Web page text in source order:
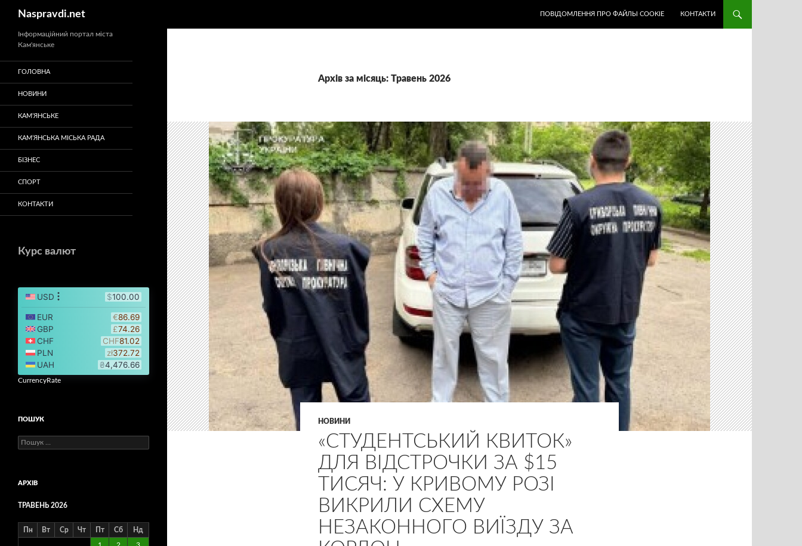
Перейти
вмісту
Naspravdi.net ПОВІДОМЛЕННЯ ПРО ФАЙЛЫ COOKIE КОНТАКТИ
Архів за місяць: Травень 2026
НОВИНИ
«СТУДЕНТСЬКИЙ КВИТОК»
ДЛЯ ВІДСТРОЧКИ ЗА $15
ТИСЯЧ: У КРИВОМУ РОЗІ
ВИКРИЛИ СХЕМУ
НЕЗАКОННОГО ВИЇЗДУ ЗА
Інформаційний портал міста
Кам'янське
ГОЛОВНА
НОВИНИ
КАМ’ЯНСЬКЕ
КАМ’ЯНСЬКА МІСЬКА РАДА
БІЗНЕС
СПОРТ
КОНТАКТИ
Курс валют
CurrencyRate
ПОШУК
Пошук:
АРХІВ
ТРАВЕНЬ 2026
Пн Вт Ср Чт Пт Сб Нд